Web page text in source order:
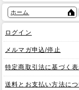
ホーム
ログイン
メルマガ申込/停止
特定商取引法に基づく
送料とお支払い方法につ